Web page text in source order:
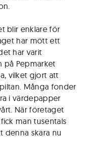
blir enklare för
har mött ett
har varit
på Pepmarket
vilket gjort att
Många fonder
i värdepapper
När företaget
man tusentals
denna skara nu